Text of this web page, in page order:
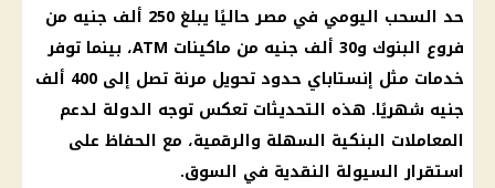
حد السحب اليومي في مصر حاليًا يبلغ 250 ألف جنيه من
فروع البنوك و30 ألف جنيه من ماكينات ATM، بينما توفر
خدمات مثل إنستاباي
حدود تحويل مرنة تصل إلى 400 ألف
جنيه شهريًا. هذه التحديثات تعكس توجه الدولة لدعم
المعاملات البنكية السهلة والرقمية، مع الحفاظ على
استقرار السيولة النقدية في السوق.